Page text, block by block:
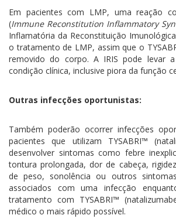
Em pacientes com LMP, uma reação
(Immune Reconstitution Inflammatory
Inflamatória da Reconstituição
o tratamento de LMP, assim que o
removido do corpo. A IRIS pode levar
condição clínica, inclusive piora da função
Outras infecções oportunistas:
Também poderão ocorrer infecções
pacientes que utilizam TYSABRI™
desenvolver sintomas como febre
tontura prolongada, dor de cabeça,
de peso, sonolência ou outros
associados com uma infecção
tratamento com TYSABRI™
médico o mais rápido possível.